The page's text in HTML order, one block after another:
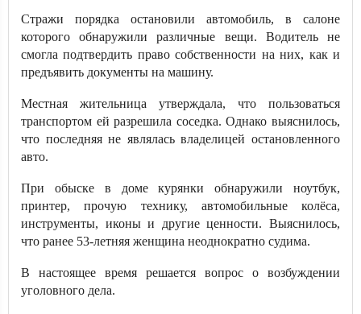
Стражи порядка остановили автомобиль, в салоне
которого обнаружили различные вещи. Водитель не
смогла подтвердить право собственности на них, как и
предъявить документы на машину.
Местная жительница утверждала, что пользоваться
транспортом ей разрешила соседка. Однако выяснилось,
что последняя не являлась владелицей остановленного
авто.
При обыске в доме курянки обнаружили ноутбук,
принтер, прочую технику, автомобильные колёса,
инструменты, иконы и другие ценности. Выяснилось,
что ранее 53-летняя женщина неоднократно судима.
В настоящее время решается вопрос о возбуждении
уголовного дела.